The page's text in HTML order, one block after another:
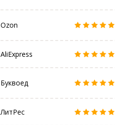
Ozon
AliExpress
Буквоед
ЛитРес